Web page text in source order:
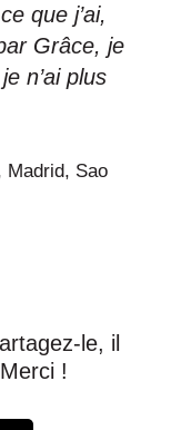
que j’ai,
Grâce, je
n’ai plus
Madrid, Sao
le, il
!